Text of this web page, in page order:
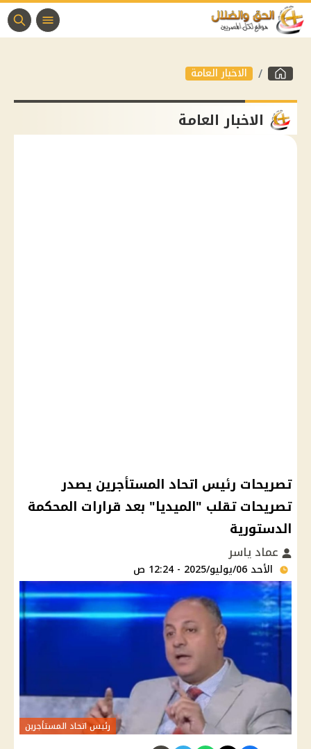
الاخبار العامة
الاخبار العامة
تصريحات رئيس اتحاد المستأجرين يصدر
تصريحات تقلب "الميديا" بعد قرارات المحكمة
الدستورية
عماد ياسر
الأحد 06/يوليو/2025 - 12:24 ص
رئيس اتحاد المستأجرين